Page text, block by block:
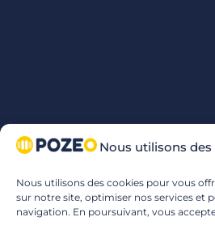
Nous utilisons
Nous utilisons des cookies pour vous
sur notre site, optimiser nos services et
navigation. En poursuivant, vous